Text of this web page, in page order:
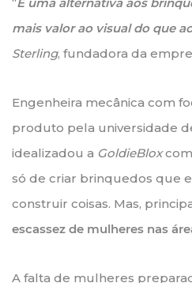
mais valor ao visual do que
Sterling, fundadora da
Engenheira mecânica com
produto pela universidade
idealizadou a GoldieBloxcom
só de criar brinquedos que
construir coisas. Mas,
escassez de mulheres nas
A falta de mulheres